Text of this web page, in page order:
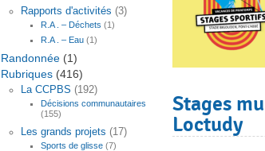
Rapports d'activités (3)
R.A . – Déchets (1)
R.A . – Eau (1)
Randonnée (1)
Rubriques (416)
La CCPBS (192)
Décisions communautaires
(155)
Les grands projets (17)
Sports de glisse (7)
Stages
Loctudy